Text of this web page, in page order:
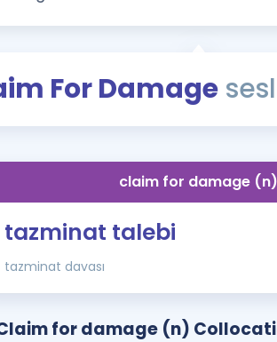
For Damage
claim for damage (n)
tazminat talebi
tazminat davası
for damage (n)